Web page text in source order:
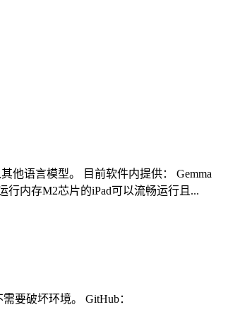
他语言模型。 目前软件内提供： Gemma
行内存M2芯片的iPad可以流畅运行且...
要破坏环境。 GitHub：